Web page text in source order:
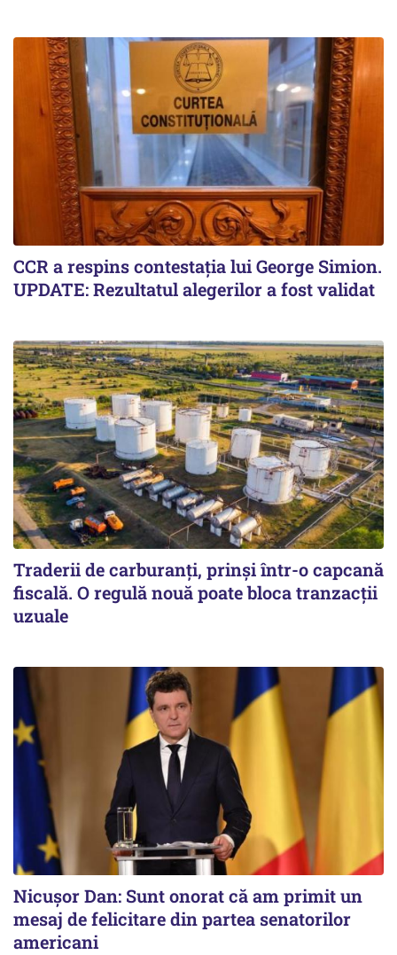
CCR a respins contestația lui George Simion.
UPDATE: Rezultatul alegerilor a fost validat
Traderii de carburanți, prinși într-o capcană
fiscală. O regulă nouă poate bloca tranzacții
uzuale
Nicușor Dan: Sunt onorat că am primit un
mesaj de felicitare din partea senatorilor
americani